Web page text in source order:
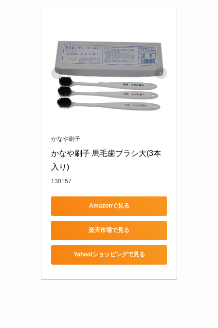
かなや刷子
かなや刷子 馬毛歯ブラシ大(3本
入り)
130157
Amazonで見る
楽天市場で見る
Yahoo!ショッピングで見る